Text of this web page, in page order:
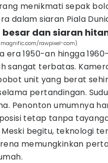
menikmati sepak
dalam siaran Piala
besar dan siaran
rawpixel-com)
era 1950-an hingga
sangat terbatas.
unit yang berat
pertandingan.
Penonton umumnya
tetap tanpa
begitu, teknologi
memungkinkan